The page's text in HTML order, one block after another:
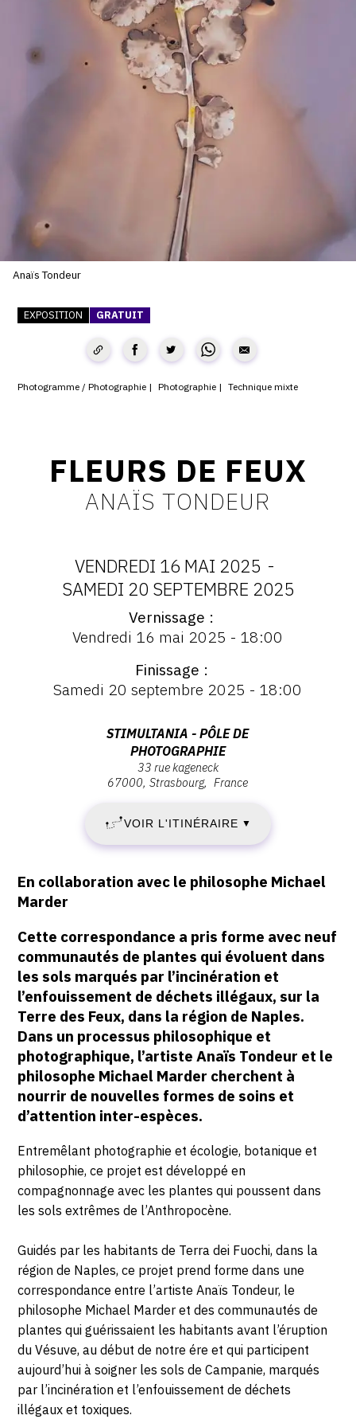
SERVICES
CRÉER SON CATALOGUE RAISONNÉ
ABONNEMENTS DÉDIÉS AUX GALERISTES
CRÉER SON SITE ARTISTE
CRÉER SON CATALOGUE D'EXPO
PUBLIER SES EXPOSITIONS
DEVENIR CONTRIBUTEUR
L'ÉQUIPE OAM
À PROPOS D'OAM
CONTACT
SUIVEZ-NOUS
TWITTER
PINTEREST
Anaïs Tondeur
EXPOSITION GRATUIT
Photogramme / Photographie Photographie Technique mixte
FLEURS DE FEUX
ANAÏS TONDEUR
DATES
:
VENDREDI
16
MAI
2025
SAMEDI
20
SEPTEMBRE
2025
VENDREDI 16 MAI 2025 -
SAMEDI 20 SEPTEMBRE 2025
Vernissage
Vendredi 16 mai 2025 - 18:00
Finissage
Samedi 20 septembre 2025 - 18:00
STIMULTANIA
photographie,
33
rue
Kageneck,
67000
Strasbourg
STIMULTANIA - PÔLE DE
PHOTOGRAPHIE
33 rue kageneck
67000 Strasbourg France
VOIR L'ITINÉRAIRE ▼
Description,
horaires...
En collaboration avec le philosophe Michael
Marder
Cette correspondance a pris forme avec neuf
communautés de plantes qui évoluent dans
les sols marqués par l’incinération et
l’enfouissement de déchets illégaux, sur la
Terre des Feux, dans la région de Naples.
Dans un processus philosophique et
photographique, l’artiste Anaïs Tondeur et le
philosophe Michael Marder cherchent à
nourrir de nouvelles formes de soins et
d’attention inter-espèces.
Entremêlant photographie et écologie, botanique et
philosophie, ce projet est développé en
compagnonnage avec les plantes qui poussent dans
les sols extrêmes de l’Anthropocène.
Guidés par les habitants de Terra dei Fuochi, dans la
région de Naples, ce projet prend forme dans une
correspondance entre l’artiste Anaïs Tondeur, le
philosophe Michael Marder et des communautés de
plantes qui guérissaient les habitants avant l’éruption
du Vésuve, au début de notre ére et qui participent
aujourd’hui à soigner les sols de Campanie, marqués
par l’incinération et l’enfouissement de déchets
illégaux et toxiques.